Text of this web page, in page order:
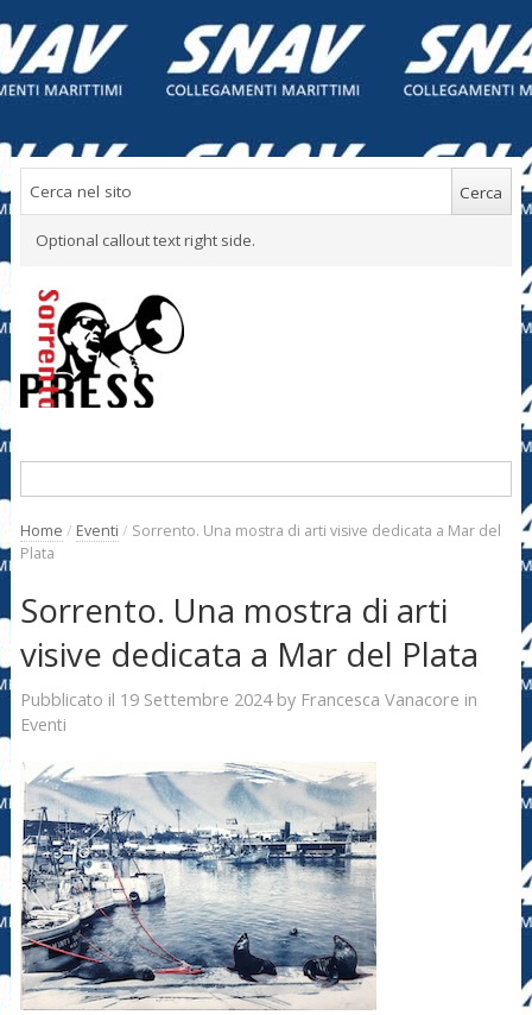
Optional callout text right side.
Home / Eventi / Sorrento. Una mostra di arti visive dedicata a Mar del
Plata
Sorrento. Una mostra di arti
visive dedicata a Mar del Plata
Pubblicato il 19 Settembre 2024by Francesca Vanacore in
Eventi